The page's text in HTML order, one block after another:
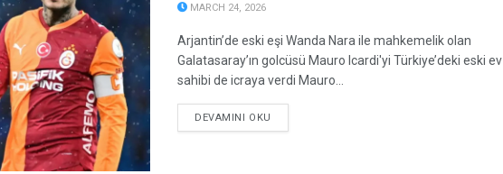
MARCH 24, 2026
Arjantin’de eski eşi Wanda Nara ile mahkemelik olan
Galatasaray’ın golcüsü Mauro Icardi'yi Türkiye’deki eski ev
sahibi de icraya verdi Mauro...
DEVAMINI OKU